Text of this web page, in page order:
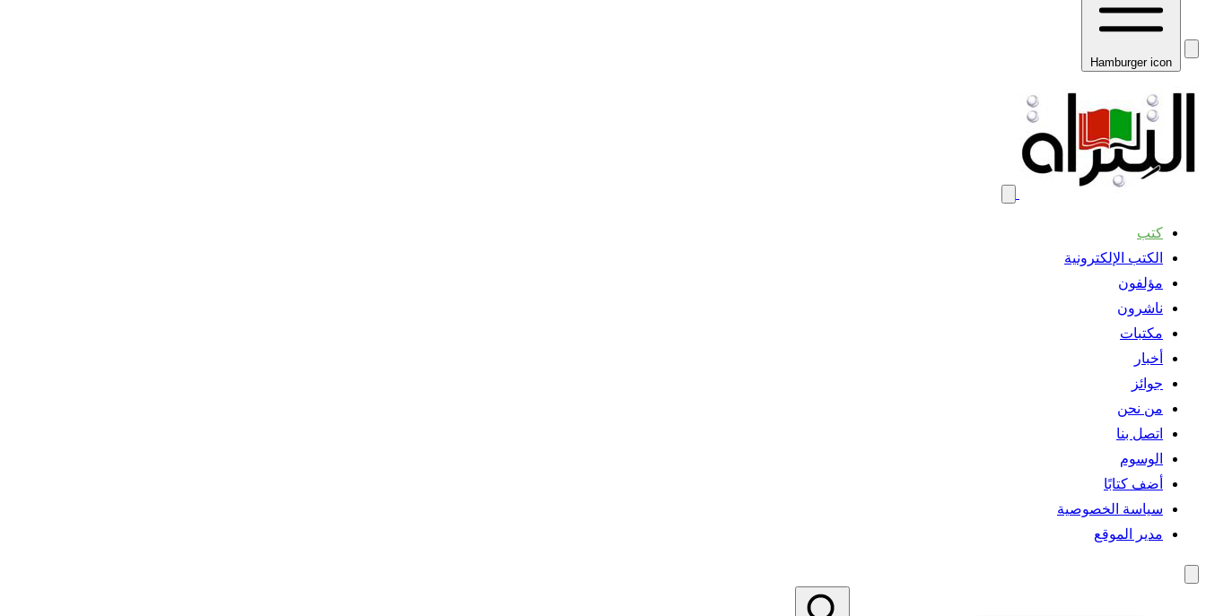
Hamburger icon
كتب
الكتب الإلكترونية
مؤلفون
ناشرون
مكتبات
أخبار
جوائز
من نحن
اتصل بنا
الوسوم
أضف كتابًا
سياسة الخصوصية
مدير الموقع